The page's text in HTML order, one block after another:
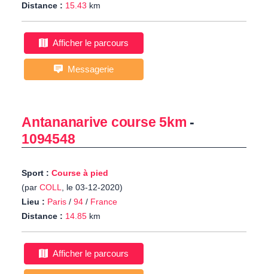
Distance : 15.43 km
Afficher le parcours
Messagerie
Antananarive course 5km -
1094548
Sport : Course à pied
(par COLL, le 03-12-2020)
Lieu : Paris / 94 / France
Distance : 14.85 km
Afficher le parcours